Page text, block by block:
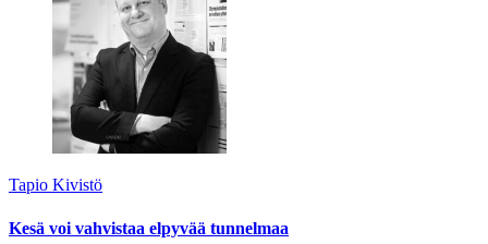
Tapio Kivistö
Kesä voi vahvistaa elpyvää tunnelmaa